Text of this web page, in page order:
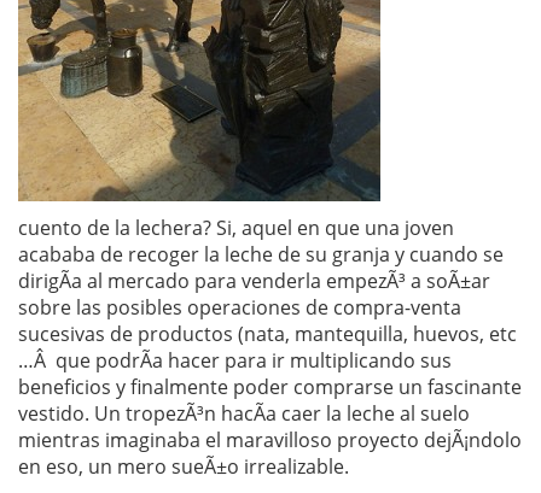
cuento de la lechera? Si, aquel en que una joven
acababa de recoger la leche de su granja y cuando se
dirigÃ­a al mercado para venderla empezÃ³ a soÃ±ar
sobre las posibles operaciones de compra-venta
sucesivas de productos (nata, mantequilla, huevos, etc
…Â que podrÃ­a hacer para ir multiplicando sus
beneficios y finalmente poder comprarse un fascinante
vestido. Un tropezÃ³n hacÃ­a caer la leche al suelo
mientras imaginaba el maravilloso proyecto dejÃ¡ndolo
en eso, un mero sueÃ±o irrealizable.